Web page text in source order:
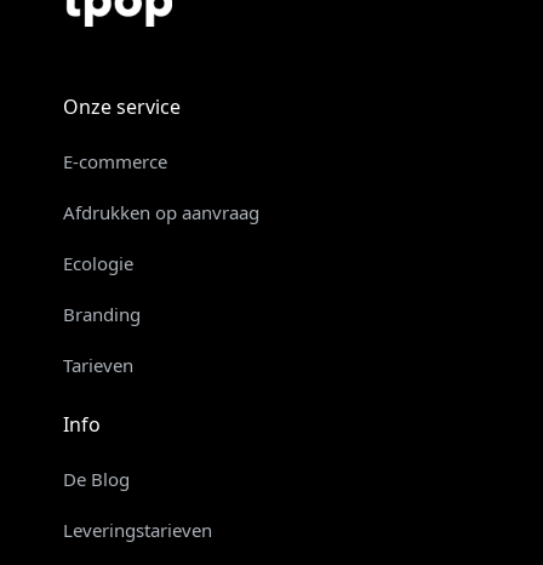
Onze service
E-commerce
Afdrukken op aanvraag
Ecologie
Branding
Tarieven
Info
De Blog
Leveringstarieven